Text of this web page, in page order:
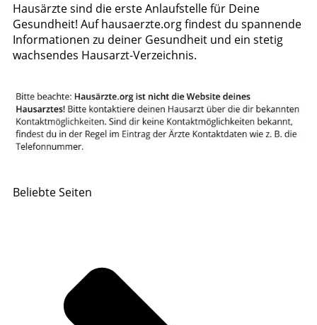
Hausärzte sind die erste Anlaufstelle für Deine
Gesundheit! Auf hausaerzte.org findest du spannende
Informationen zu deiner Gesundheit und ein stetig
wachsendes Hausarzt-Verzeichnis.
Beliebte Seiten